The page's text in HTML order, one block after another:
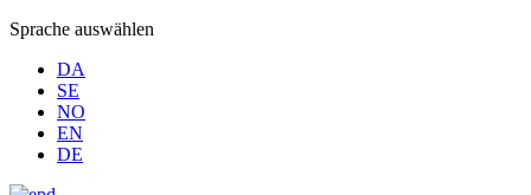
Sprache auswählen
DA
SE
NO
EN
DE